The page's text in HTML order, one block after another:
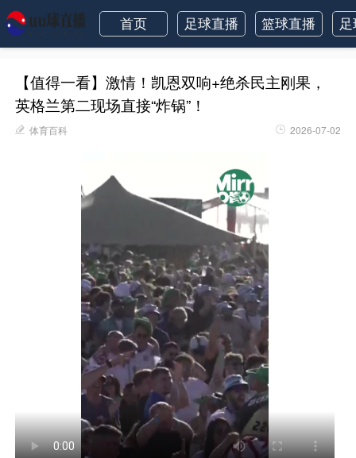
首页 足球直播 篮球直播
【值得一看】激情！凯恩双响+绝杀民主刚果，
英格兰第二现场直接“炸锅”！
体育百科 2026-07-02